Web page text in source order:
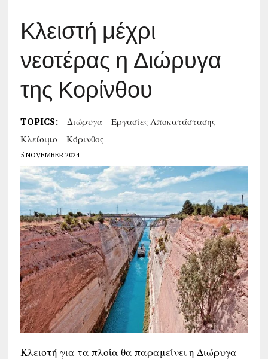
Κλειστή μέχρι
νεοτέρας η Διώρυγα
της Κορίνθου
TOPICS: Διώρυγα
Εργασίες Αποκατάστασης
Κλείσιμο
Κόρινθος
5 NOVEMBER 2024
Κλειστή για τα πλοία θα παραμείνει η Διώρυγα